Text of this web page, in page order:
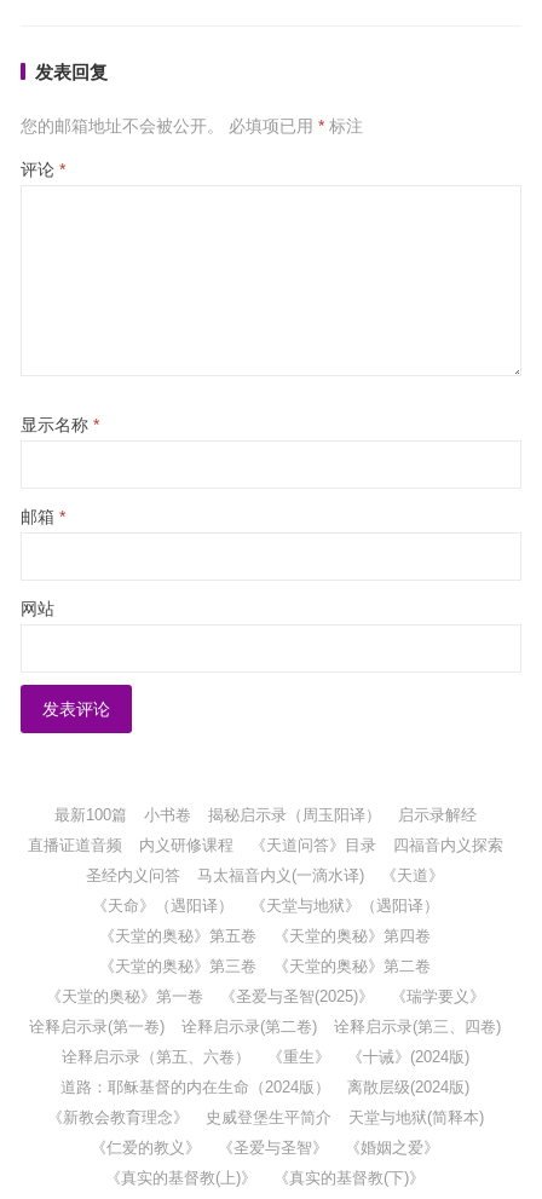
发表回复
您的邮箱地址不会被公开。 必填项已用 *标注
评论 *
显示名称 *
邮箱 *
网站
最新100篇 小书卷 揭秘启示录（周玉阳译）
启示录解经
直播证道音频
内义研修课程 《天道问答》目录
四福音内义探索
圣经内义问答
马太福音内义(一滴水译)
《天道》
《天命》（遇阳译）
《天堂与地狱》（遇阳译）
《天堂的奥秘》第五卷
《天堂的奥秘》第四卷
《天堂的奥秘》第三卷
《天堂的奥秘》第二卷
《天堂的奥秘》第一卷
《圣爱与圣智(2025)》
《瑞学要义》
诠释启示录(第一卷)
诠释启示录(第二卷)
诠释启示录(第三、四卷)
诠释启示录（第五、六卷）
《重生》
《十诫》(2024版)
道路：耶稣基督的内在生命（2024版）
离散层级(2024版)
《新教会教育理念》
史威登堡生平简介
天堂与地狱(简释本)
《仁爱的教义》
《圣爱与圣智》
《婚姻之爱》
《真实的基督教(上)》
《真实的基督教(下)》